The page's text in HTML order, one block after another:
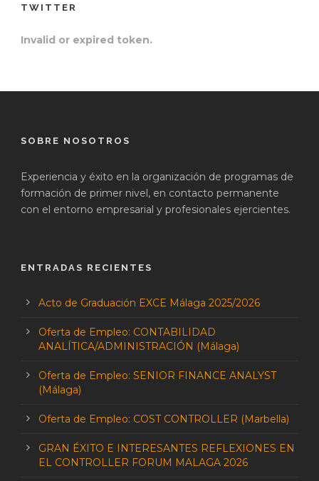
TWITTER
Invalid or expired token.
SOBRE NOSOTROS
Experiencia y éxito en la organización de programas de
formación de primer nivel, en contacto permanente
con el entorno empresarial y profesionales ejercientes.
ENTRADAS RECIENTES
Acto de Graduación EXCE Málaga 2025/2026
Oferta de Empleo: CONTABILIDAD
ANALÍTICA/ADMINISTRACIÓN (Málaga)
Oferta de Empleo: SENIOR FINANCE ANALYST
(Málaga)
Oferta de Empleo: COST CONTROLLER (Marbella)
GRAN ÉXITO E INTERESANTES REFLEXIONES EN
EL CONTROLLER FORUM MALAGA 2026